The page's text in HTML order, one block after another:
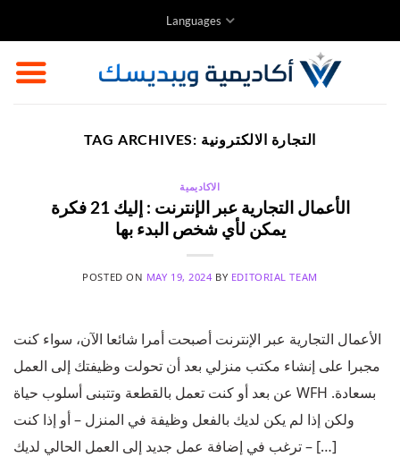
to
content
Languages
TAG ARCHIVES: التجارة الالكترونية
الاكاديمية
الأعمال التجارية عبر الإنترنت : إليك 21 فكرة
يمكن لأي شخص البدء بها
POSTED ON MAY 19, 2024 BY EDITORIAL TEAM
الأعمال التجارية عبر الإنترنت أصبحت أمرا شائعا الآن، سواء كنت
مجبرا على إنشاء مكتب منزلي بعد أن تحولت وظيفتك إلى العمل
عن بعد أو كنت تعمل بالقطعة وتتبنى أسلوب حياة WFH بسعادة.
ولكن إذا لم يكن لديك بالفعل وظيفة في المنزل – أو إذا كنت
ترغب في إضافة عمل جديد إلى العمل الحالي لديك – […]